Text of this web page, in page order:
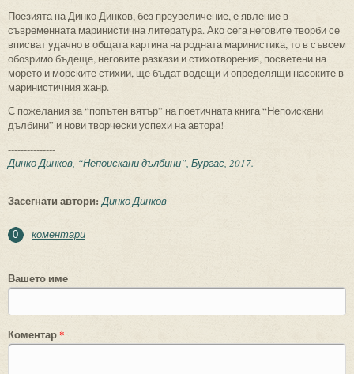
Поезията на Динко Динков, без преувеличение, е явление в
съвременната маринистична литература. Ако сега неговите творби се
вписват удачно в общата картина на родната маринистика, то в съвсем
обозримо бъдеще, неговите разкази и стихотворения, посветени на
морето и морските стихии, ще бъдат водещи и определящи насоките в
маринистичния жанр.
С пожелания за “попътен вятър” на поетичната книга “Непоискани
дълбини” и нови творчески успехи на автора!
---------------
Динко Динков, “Непоискани дълбини”, Бургас, 2017.
---------------
Засегнати автори:Динко Динков
0 коментари
Вашето име
Коментар*